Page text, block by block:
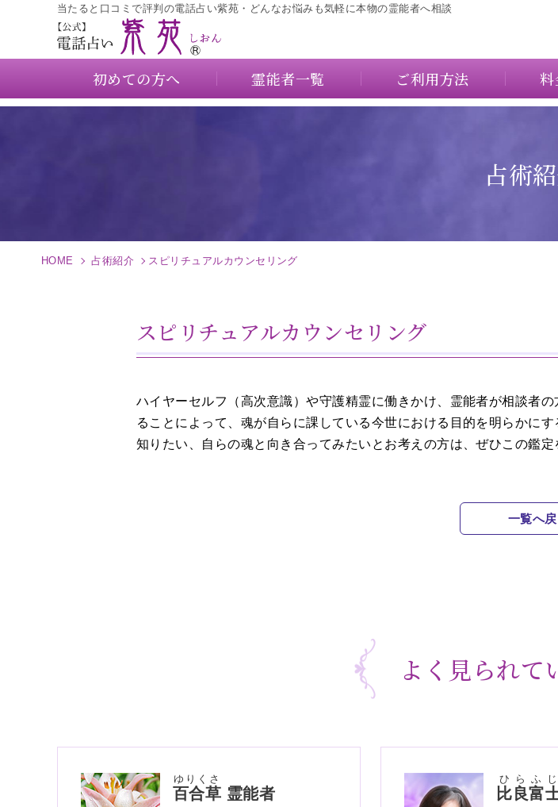
当たると口コミで評判の電話占い紫苑・どんなお悩みも気軽に本物の霊能者へ相談
初めての方へ 霊能者一覧 ご利用方法 料
占術
HOME 占術紹介 スピリチュアルカウンセリング
スピリチュアルカウンセリング
ハイヤーセルフ（高次意識）や守護精霊に働きかけ、霊能者が相談者
ることによって、魂が自らに課している今世における目的を明らかに
知りたい、自らの魂と向き合ってみたいとお考えの方は、ぜひこの鑑定
一覧へ
よく見られて
百合草
ゆりくさ
霊能者 比良富
ひらふじ